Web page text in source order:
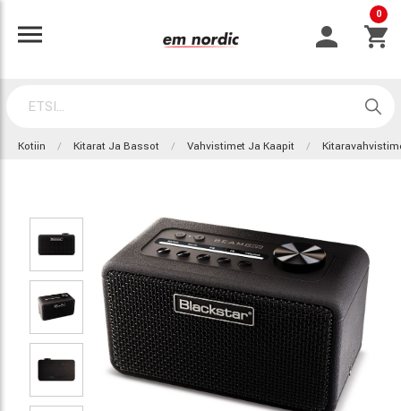
0
Kotiin Kitarat Ja Bassot Vahvistimet Ja Kaapit